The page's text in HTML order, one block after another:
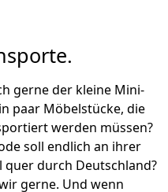
gerne der kleine Mini-
paar Möbelstücke, die
werden müssen?
soll endlich an ihrer
quer durch Deutschland?
gerne. Und wenn